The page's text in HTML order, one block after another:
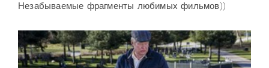
Незабываемые фрагменты любимых фильмов))